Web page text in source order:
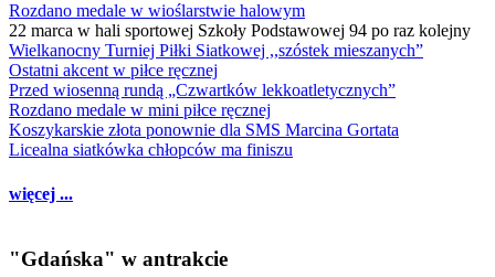
Rozdano medale w wioślarstwie halowym
22 marca w hali sportowej Szkoły Podstawowej 94 po raz kolejny
Wielkanocny Turniej Piłki Siatkowej ,,szóstek mieszanych”
Ostatni akcent w piłce ręcznej
Przed wiosenną rundą „Czwartków lekkoatletycznych”
Rozdano medale w mini piłce ręcznej
Koszykarskie złota ponownie dla SMS Marcina Gortata
Licealna siatkówka chłopców ma finiszu
więcej ...
"Gdańska" w antrakcie